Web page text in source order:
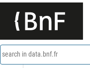
search in data.bnf.fr